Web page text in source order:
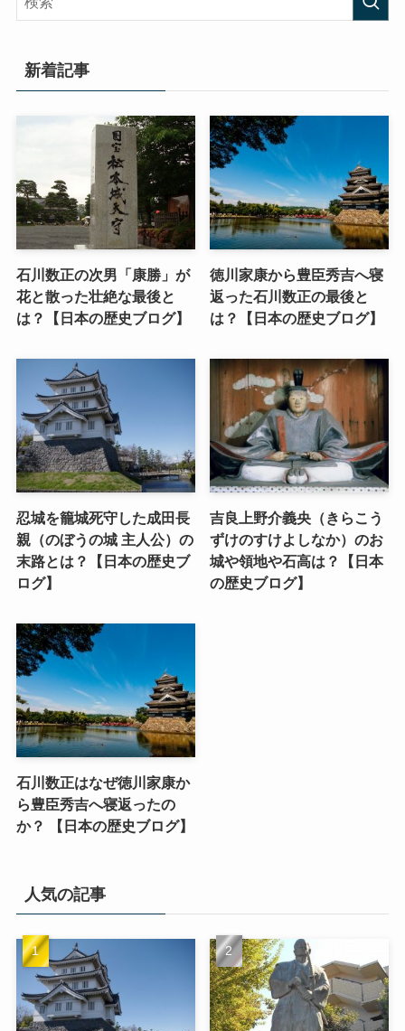
新着記事
石川数正の次男「康勝」が
花と散った壮絶な最後と
は？【日本の歴史ブログ】
徳川家康から豊臣秀吉へ寝
返った石川数正の最後と
は？【日本の歴史ブログ】
忍城を籠城死守した成田長
親（のぼうの城 主人公）の
末路とは？【日本の歴史ブ
ログ】
吉良上野介義央（きらこう
ずけのすけよしなか）のお
城や領地や石高は？【日本
の歴史ブログ】
石川数正はなぜ徳川家康か
ら豊臣秀吉へ寝返ったの
か？ 【日本の歴史ブログ】
人気の記事